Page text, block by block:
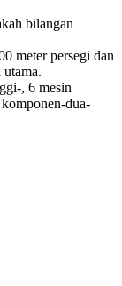
bilangan
meter persegi dan
, 6 mesin
dua-